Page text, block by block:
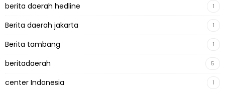
berita daerah hedline 1
Berita daerah jakarta 1
Berita tambang 1
beritadaerah 5
center Indonesia 1